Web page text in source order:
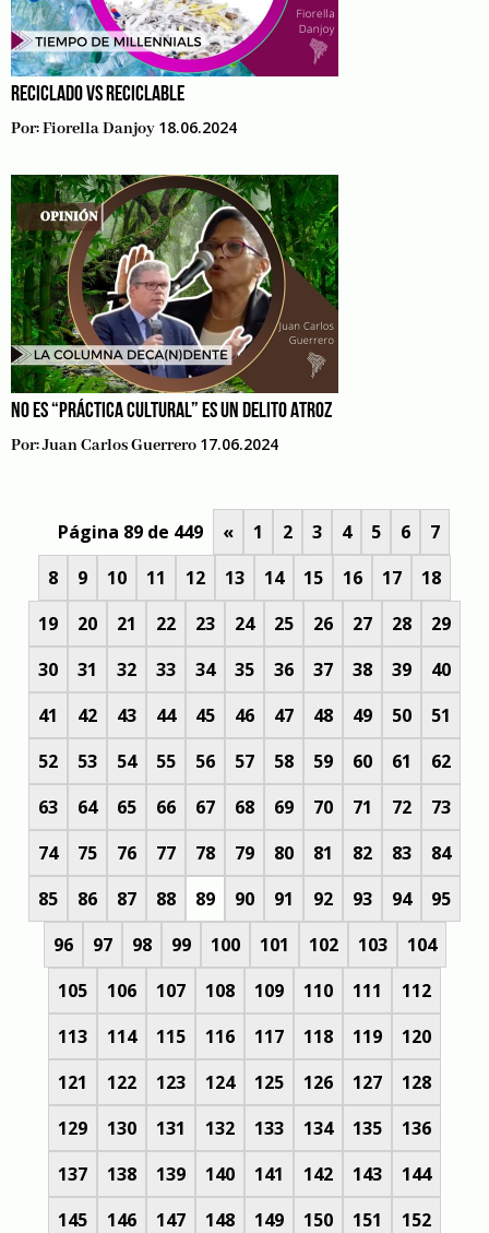
RECICLADO VS RECICLABLE
Por:Fiorella Danjoy 18.06.2024
NO ES “PRÁCTICA CULTURAL” ES UN DELITO ATROZ
Por:Juan Carlos Guerrero 17.06.2024
Página 89 de 449 « 1 2 3 4 5 6
7
8
9 10 11 12 13 14 15 16 17
18
19
20 21 22 23 24 25 26 27 28
29
30
31 32 33 34 35 36 37 38 39
40
41
42 43 44 45 46 47 48 49 50
51
52
53 54 55 56 57 58 59 60 61
62
63
64 65 66 67 68 69 70 71 72
73
74
75 76 77 78 79 80 81 82 83
84
85
86 87 88 89 90 91 92 93 94
95
96
97 98 99 100 101 102 103
104
105
106 107 108 109 110 111
112
113
114 115 116 117 118 119
120
121
122 123 124 125 126 127
128
129
130 131 132 133 134 135
136
137
138 139 140 141 142 143
144
145
146 147 148 149 150 151
152